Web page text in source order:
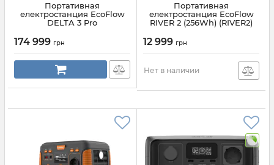
Портативная
електростанция EcoFlow
DELTA 3 Pro
174 999 грн
Портативная
електростанция EcoFlow
RIVER 2 (256Wh) (RIVER2)
12 999 грн
Нет в наличии